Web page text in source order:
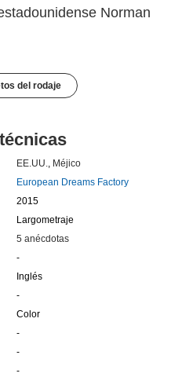
Norman
del rodaje
EE.UU., Méjico
European Dreams Factory
2015
Largometraje
5 anécdotas
-
Inglés
-
Color
-
-
-